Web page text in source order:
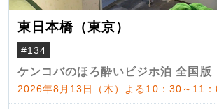
東日本橋（東京）
#134
ケンコバのほろ酔いビジホ泊 全国版
2026年8月13日（木）よる10：30～11